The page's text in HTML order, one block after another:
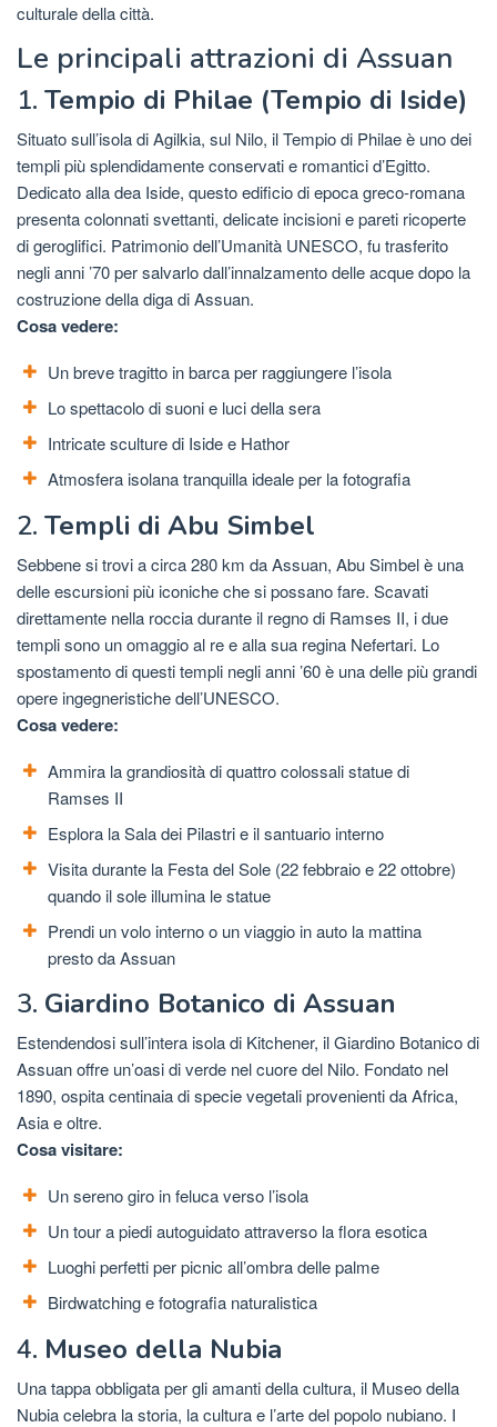
culturale della città.
Le principali attrazioni di Assuan
1. Tempio di Philae (Tempio di Iside)
Situato sull’isola di Agilkia, sul Nilo, il Tempio di Philae è uno dei
templi più splendidamente conservati e romantici d’Egitto.
Dedicato alla dea Iside, questo edificio di epoca greco-romana
presenta colonnati svettanti, delicate incisioni e pareti ricoperte
di geroglifici. Patrimonio dell’Umanità UNESCO, fu trasferito
negli anni ’70 per salvarlo dall’innalzamento delle acque dopo la
costruzione della diga di Assuan.
Cosa vedere:
Un breve tragitto in barca per raggiungere l’isola
Lo spettacolo di suoni e luci della sera
Intricate sculture di Iside e Hathor
Atmosfera isolana tranquilla ideale per la fotografia
2. Templi di Abu Simbel
Sebbene si trovi a circa 280 km da Assuan, Abu Simbel è una
delle escursioni più iconiche che si possano fare. Scavati
direttamente nella roccia durante il regno di Ramses II, i due
templi sono un omaggio al re e alla sua regina Nefertari. Lo
spostamento di questi templi negli anni ’60 è una delle più grandi
opere ingegneristiche dell’UNESCO.
Cosa vedere:
Ammira la grandiosità di quattro colossali statue di
Ramses II
Esplora la Sala dei Pilastri e il santuario interno
Visita durante la Festa del Sole (22 febbraio e 22 ottobre)
quando il sole illumina le statue
Prendi un volo interno o un viaggio in auto la mattina
presto da Assuan
3. Giardino Botanico di Assuan
Estendendosi sull’intera isola di Kitchener, il Giardino Botanico di
Assuan offre un’oasi di verde nel cuore del Nilo. Fondato nel
1890, ospita centinaia di specie vegetali provenienti da Africa,
Asia e oltre.
Cosa visitare:
Un sereno giro in feluca verso l’isola
Un tour a piedi autoguidato attraverso la flora esotica
Luoghi perfetti per picnic all’ombra delle palme
Birdwatching e fotografia naturalistica
4. Museo della Nubia
Una tappa obbligata per gli amanti della cultura, il Museo della
Nubia celebra la storia, la cultura e l’arte del popolo nubiano. I